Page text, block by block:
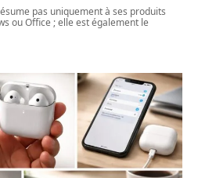
pas uniquement à ses produits
ou Office ; elle est également le